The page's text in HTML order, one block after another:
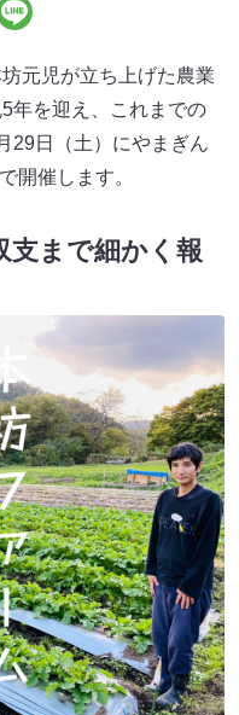
元児が立ち上げた農業
年を迎え、これまでの
29日（土）にやまぎん
開催します。
支まで細かく報